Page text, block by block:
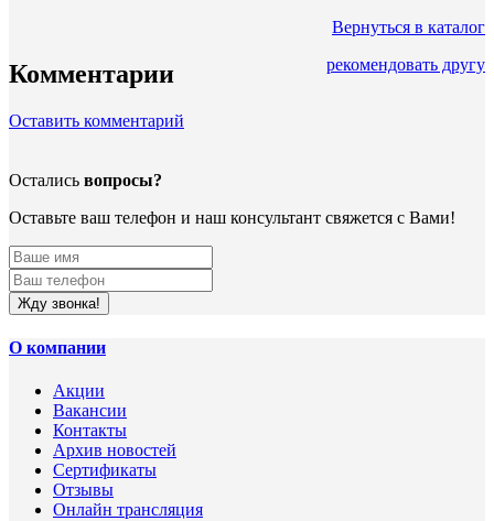
Вернуться в каталог
рекомендовать другу
Комментарии
Оставить комментарий
Остались вопросы?
Оставьте ваш телефон и наш консультант свяжется с Вами!
Жду звонка!
О компании
Акции
Вакансии
Контакты
Архив новостей
Сертификаты
Отзывы
Онлайн трансляция